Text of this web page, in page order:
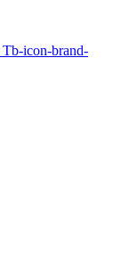
Tb-icon-brand-